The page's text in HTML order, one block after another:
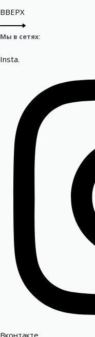
ВВЕРХ
Мы в сетях:
Insta.
Вконтакте